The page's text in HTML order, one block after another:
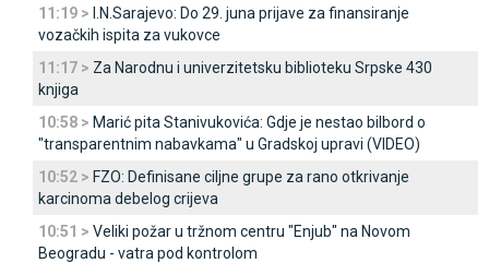
11:19 >
I.N.Sarajevo: Do 29. juna prijave za finansiranje
vozačkih ispita za vukovce
11:17 > Za Narodnu i univerzitetsku biblioteku Srpske 430
knjiga
10:58 > Marić pita Stanivukovića: Gdje je nestao bilbord o
"transparentnim nabavkama" u Gradskoj upravi (VIDEO)
10:52 > FZO: Definisane ciljne grupe za rano otkrivanje
karcinoma debelog crijeva
10:51 > Veliki požar u tržnom centru "Enjub" na Novom
Beogradu - vatra pod kontrolom